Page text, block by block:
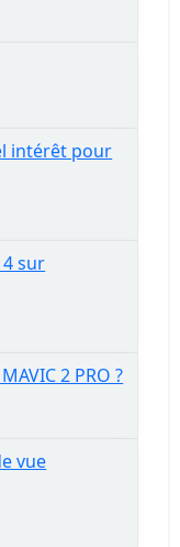
intérêt pour
sur
2 PRO ?
vue